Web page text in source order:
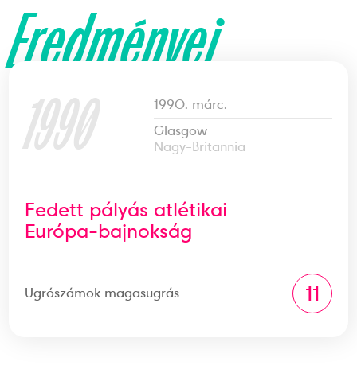
Eredményei
1990
1990. márc.
Glasgow
Nagy-Britannia
Fedett pályás atlétikai
Európa-bajnokság
Ugrószámok magasugrás 11